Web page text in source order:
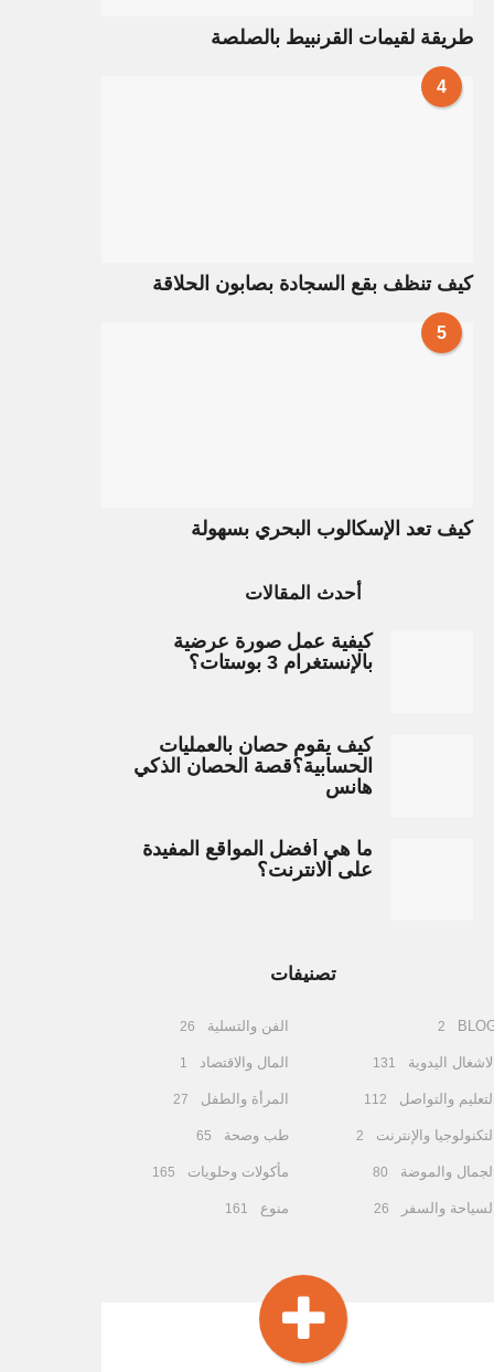
طريقة لقيمات القرنبيط بالصلصة
4
كيف تنظف بقع السجادة بصابون الحلاقة
5
كيف تعد الإسكالوب البحري بسهولة
أحدث المقالات
كيفية عمل صورة عرضية
بالإنستغرام 3 بوستات؟
كيف يقوم حصان بالعمليات
الحسابية؟قصة الحصان الذكي
هانس
ما هي أفضل المواقع المفيدة
على الانترنت؟
تصنيفات
2
الاشغال اليدوية 131
التعليم والتواصل 112
التكنولوجيا والإنترنت 2
الجمال والموضة 80
السياحة والسفر 26
الفن والتسلية 26
المال والاقتصاد 1
المرأة والطفل 27
طب وصحة 65
مأكولات وحلويات 165
منوع 161